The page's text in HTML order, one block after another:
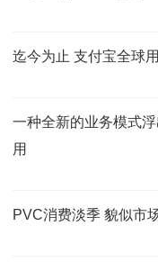
迄今为止 支付宝全球
一种全新的业务模式
用
PVC消费淡季 貌似市